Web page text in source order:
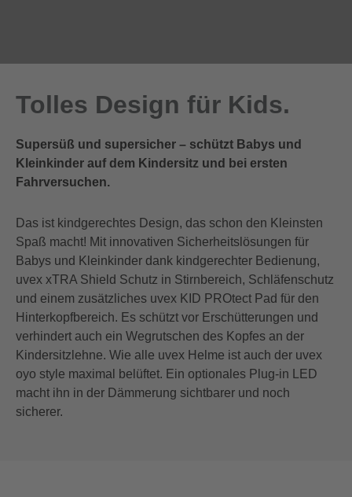
Tolles Design für Kids.
Supersüß und supersicher – schützt Babys und
Kleinkinder auf dem Kindersitz und bei ersten
Fahrversuchen.
Das ist kindgerechtes Design, das schon den Kleinsten
Spaß macht! Mit innovativen Sicherheitslösungen für
Babys und Kleinkinder dank kindgerechter Bedienung,
uvex xTRA Shield Schutz in Stirnbereich, Schläfenschutz
und einem zusätzliches uvex KID PROtect Pad für den
Hinterkopfbereich. Es schützt vor Erschütterungen und
verhindert auch ein Wegrutschen des Kopfes an der
Kindersitzlehne. Wie alle uvex Helme ist auch der uvex
oyo style maximal belüftet. Ein optionales Plug-in LED
macht ihn in der Dämmerung sichtbarer und noch
sicherer.